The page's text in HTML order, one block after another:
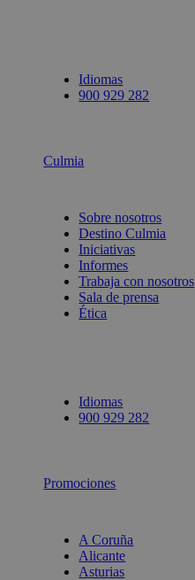
Idiomas
900 929 282
Culmia
Sobre nosotros
Destino Culmia
Iniciativas
Informes
Trabaja con nosotros
Sala de prensa
Ética
Idiomas
900 929 282
Promociones
A Coruña
Alicante
Asturias